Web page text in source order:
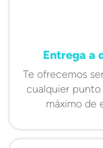
Entrega a
Te ofrecemos
cualquier
máximo de